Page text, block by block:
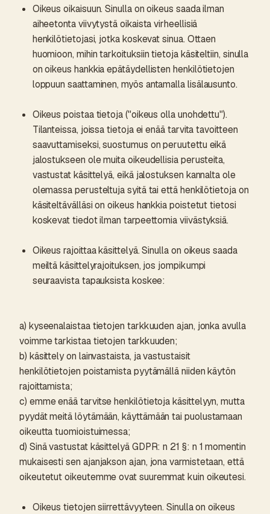
Oikeus oikaisuun. Sinulla on oikeus saada ilman
aiheetonta viivytystä oikaista virheellisiä
henkilötietojasi, jotka koskevat sinua. Ottaen
huomioon, mihin tarkoituksiin tietoja käsiteltiin, sinulla
on oikeus hankkia epätäydellisten henkilötietojen
loppuun saattaminen, myös antamalla lisälausunto.
Oikeus poistaa tietoja ("oikeus olla unohdettu").
Tilanteissa, joissa tietoja ei enää tarvita tavoitteen
saavuttamiseksi, suostumus on peruutettu eikä
jalostukseen ole muita oikeudellisia perusteita,
vastustat käsittelyä, eikä jalostuksen kannalta ole
olemassa perusteltuja syitä tai että henkilötietoja on
käsiteltävälläsi on oikeus hankkia poistetut tietosi
koskevat tiedot ilman tarpeettomia viivästyksiä.
Oikeus rajoittaa käsittelyä. Sinulla on oikeus saada
meiltä käsittelyrajoituksen, jos jompikumpi
seuraavista tapauksista koskee:
a) kyseenalaistaa tietojen tarkkuuden ajan, jonka avulla
voimme tarkistaa tietojen tarkkuuden;
b) käsittely on lainvastaista, ja vastustaisit
henkilötietojen poistamista pyytämällä niiden käytön
rajoittamista;
c) emme enää tarvitse henkilötietoja käsittelyyn, mutta
pyydät meitä löytämään, käyttämään tai puolustamaan
oikeutta tuomioistuimessa;
d) Sinä vastustat käsittelyä GDPR: n 21 §: n 1 momentin
mukaisesti sen ajanjakson ajan, jona varmistetaan, että
oikeutetut oikeutemme ovat suuremmat kuin oikeutesi.
Oikeus tietojen siirrettävyyteen. Sinulla on oikeus